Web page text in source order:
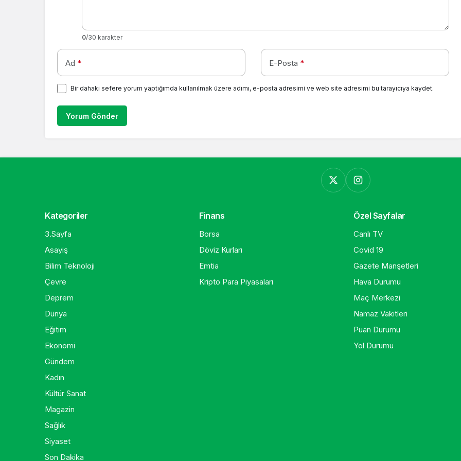
0/30 karakter
Ad * E-Posta *
Bir dahaki sefere yorum yaptığımda kullanılmak üzere adımı, e-posta adresimi ve web site adresimi bu tarayıcıya kaydet.
Yorum Gönder
Kategoriler
3.Sayfa
Asayiş
Bilim Teknoloji
Çevre
Deprem
Dünya
Eğitim
Ekonomi
Gündem
Kadın
Kültür Sanat
Magazin
Sağlık
Siyaset
Son Dakika
Finans
Borsa
Döviz Kurları
Emtia
Kripto Para Piyasaları
Özel Sayfalar
Canlı TV
Covid 19
Gazete Manşetleri
Hava Durumu
Maç Merkezi
Namaz Vakitleri
Puan Durumu
Yol Durumu